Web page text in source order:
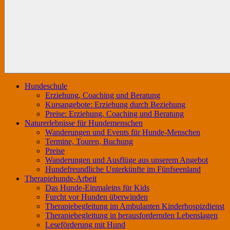
Hundeschule
Erziehung, Coaching und Beratung
Kursangebote: Erziehung durch Beziehung
Preise: Erziehung, Coaching und Beratung
Naturerlebnisse für Hundemenschen
Wanderungen und Events für Hunde-Menschen
Termine, Touren, Buchung
Preise
Wanderungen und Ausflüge aus unserem Angebot
Hundefreundliche Unterkünfte im Fünfseenland
Therapiehunde-Arbeit
Das Hunde-Einmaleins für Kids
Furcht vor Hunden überwinden
Therapiebegleitung im Ambulanten Kinderhospizdienst
Therapiebegleitung in herausfordernden Lebenslagen
Leseförderung mit Hund